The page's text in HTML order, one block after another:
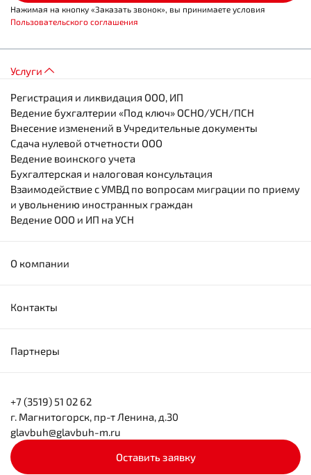
Нажимая на кнопку «Заказать звонок», вы принимаете условия
Пользовательского соглашения
Услуги
Регистрация и ликвидация ООО, ИП
Ведение бухгалтерии «Под ключ» ОСНО/УСН/ПСН
Внесение изменений в Учредительные документы
Сдача нулевой отчетности ООО
Ведение воинского учета
Бухгалтерская и налоговая консультация
Взаимодействие с УМВД по вопросам миграции по приему
и увольнению иностранных граждан
Ведение ООО и ИП на УСН
О компании
Контакты
Партнеры
+7 (3519) 51 02 62
г. Магнитогорск, пр-т Ленина, д.30
glavbuh@glavbuh-m.ru
Оставить заявку